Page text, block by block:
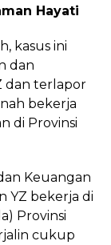
Hayati
kasus ini
dan
dan terlapor
bekerja
di Provinsi
Keuangan
YZ bekerja di
Provinsi
cukup